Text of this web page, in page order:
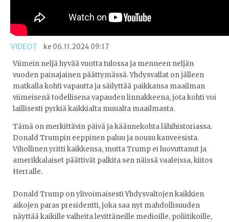
VIDEOT
ke 06.11.2024 09:17
Viimein neljä hyvää vuotta tulossa ja menneen neljän
vuoden painajainen päättymässä. Yhdysvallat on jälleen
matkalla kohti vapautta ja säilyttää paikkansa maailman
viimeisenä todellisena vapauden linnakkeena, jota kohti voi
laillisesti pyrkiä kaikkialta muualta maailmasta.
Tämä on merkittävin päivä ja käännekohta lähihistoriassa.
Donald Trumpin eeppinen paluu ja nousu kanveesista.
Vihollinen yritti kaikkensa, mutta Trump ei luovuttanut ja
amerikkalaiset päättivät palkita sen näissä vaaleissa, kiitos
Herralle.
Donald Trump on ylivoimaisesti Yhdysvaltojen kaikkien
aikojen paras presidentti, joka saa nyt mahdollisuuden
näyttää kaikille valheita levittäneille medioille, poliitikoille,